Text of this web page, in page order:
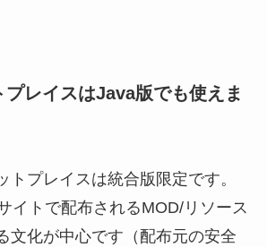
レイスはJava版でも使えま
トプレイスは統合版限定です。
イトで配布されるMOD/リソース
文化が中心です（配布元の安全